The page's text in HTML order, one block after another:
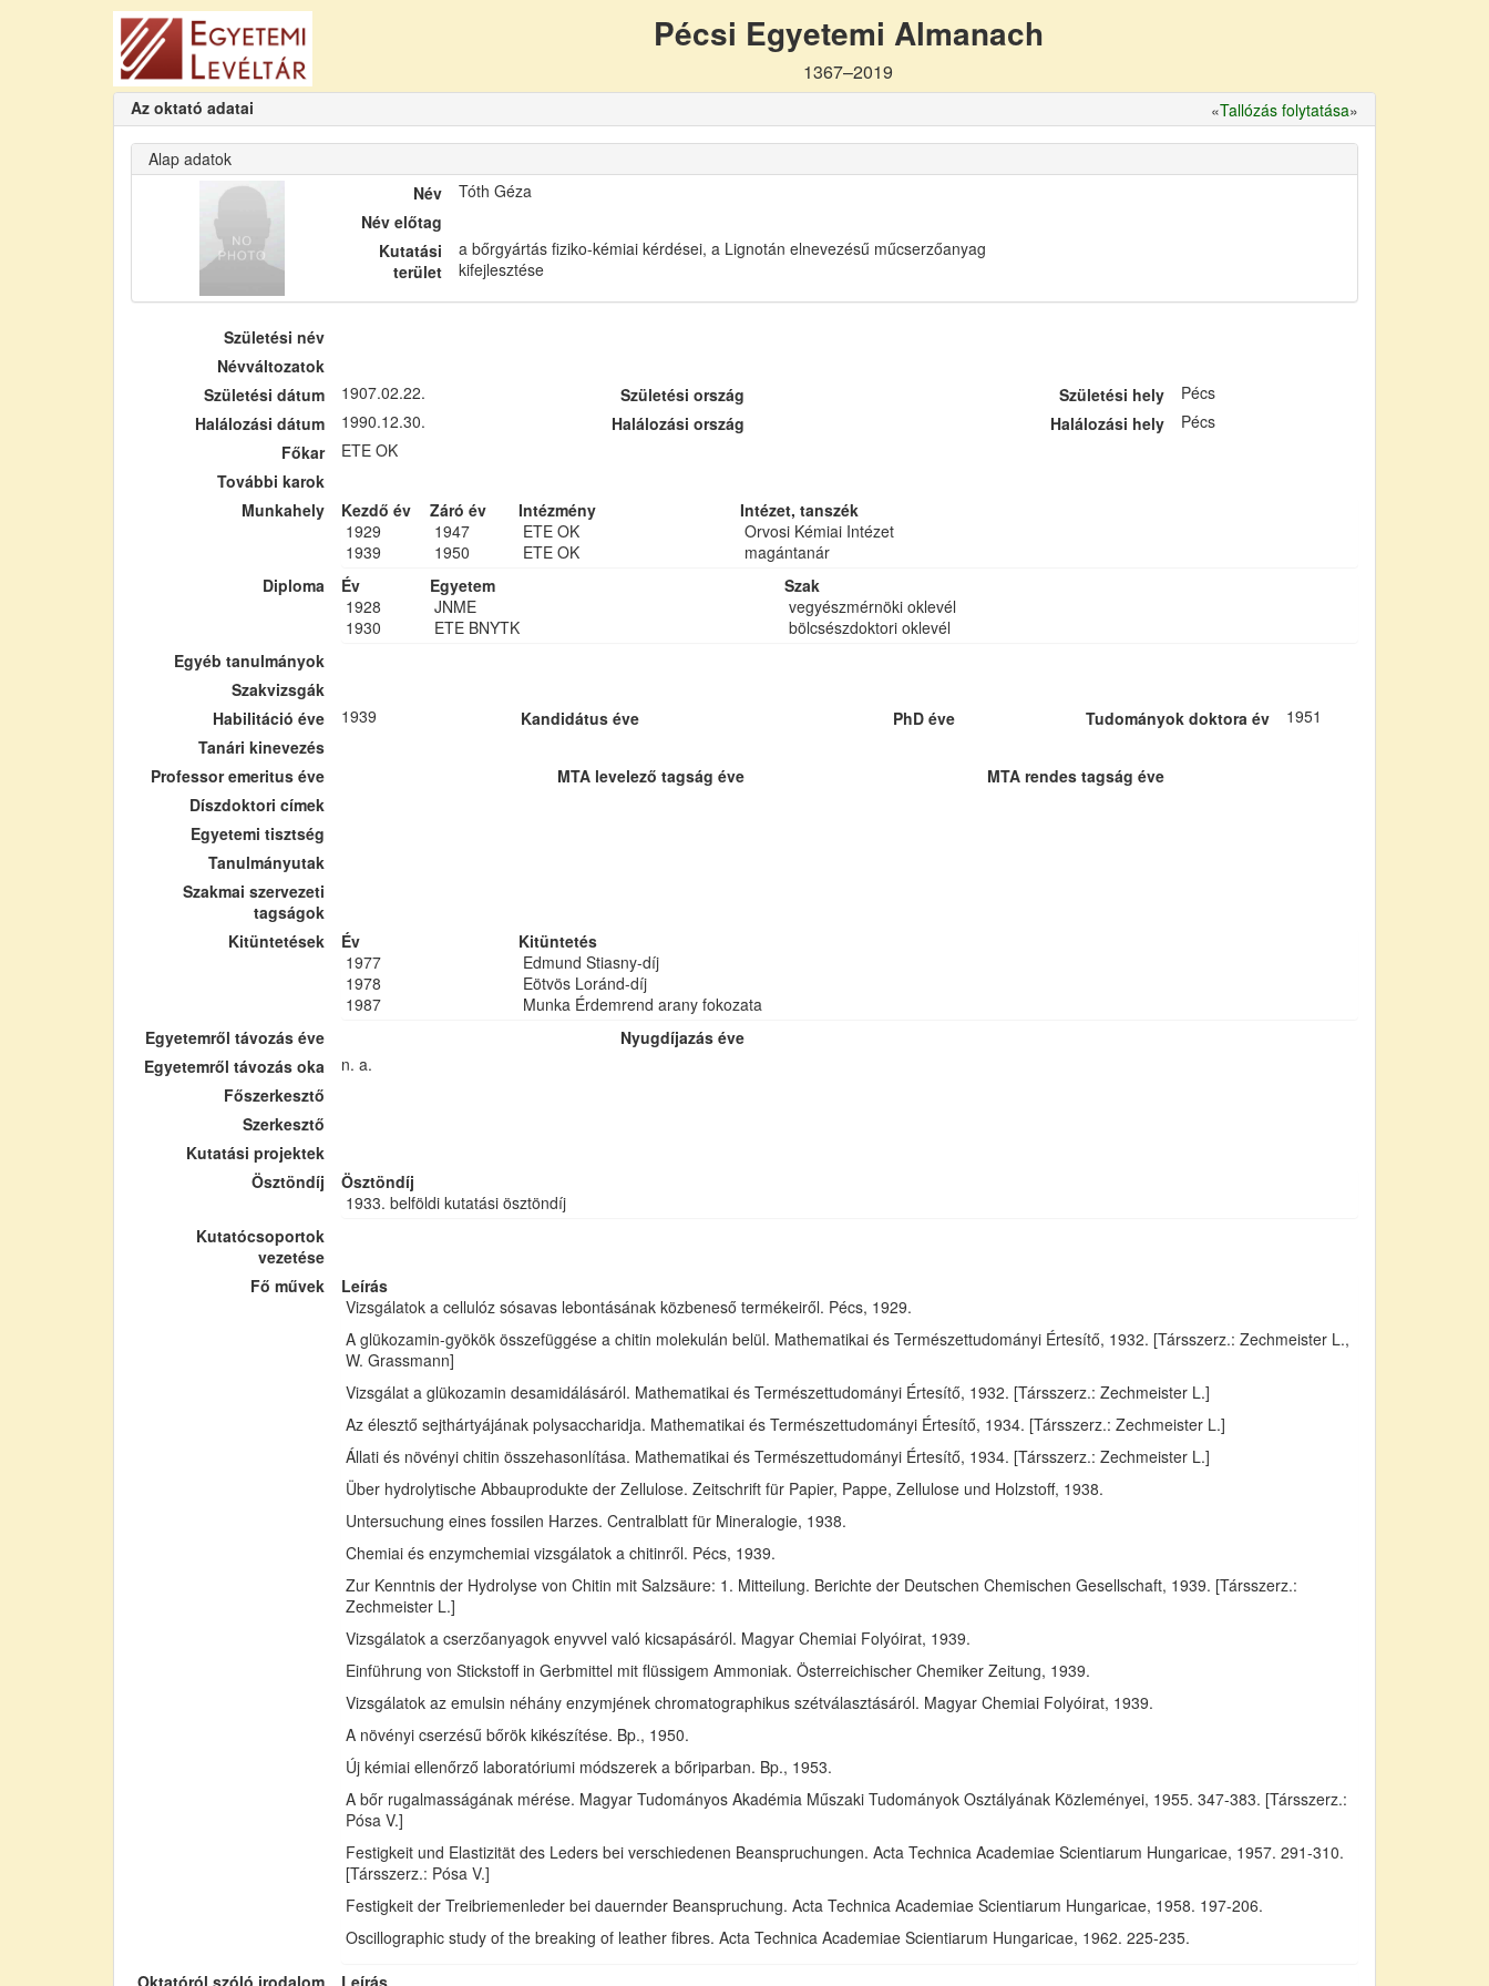
Pécsi Egyetemi Almanach
1367–2019
Az oktató adatai «Tallózás folytatása»
Alap adatok
Név
Tóth Géza
Név előtag
Kutatási
terület
a bőrgyártás fiziko-kémiai kérdései, a Lignotán elnevezésű műcserzőanyag
kifejlesztése
Születési név
Névváltozatok
Születési dátum
1907.02.22. Születési ország Születési hely
Pécs
Halálozási dátum
1990.12.30. Halálozási ország Halálozási hely
Pécs
Főkar
ETE OK
További karok
Munkahely
Kezdő év Záró év Intézmény
Intézet, tanszék
1929
1947 ETE OK
Orvosi Kémiai Intézet
1939
1950 ETE OK
magántanár
Diploma
Év Egyetem
Szak
1928
JNME
vegyészmérnöki oklevél
1930
ETE BNYTK
bölcsészdoktori oklevél
Egyéb tanulmányok
Szakvizsgák
Habilitáció éve
1939 Kandidátus éve PhD éve Tudományok doktora év
1951
Tanári kinevezés
Professor emeritus éve
MTA levelező tagság éve
MTA rendes tagság éve
Díszdoktori címek
Egyetemi tisztség
Tanulmányutak
Szakmai szervezeti
tagságok
Kitüntetések
Év
Kitüntetés
1977
Edmund Stiasny-díj
1978
Eötvös Loránd-díj
1987
Munka Érdemrend arany fokozata
Egyetemről távozás éve
Nyugdíjazás éve
Egyetemről távozás oka
n. a.
Főszerkesztő
Szerkesztő
Kutatási projektek
Ösztöndíj
Ösztöndíj
1933. belföldi kutatási ösztöndíj
Kutatócsoportok
vezetése
Fő művek
Leírás
Vizsgálatok a cellulóz sósavas lebontásának közbeneső termékeiről. Pécs, 1929.
A glükozamin-gyökök összefüggése a chitin molekulán belül. Mathematikai és Természettudományi Értesítő, 1932. [Társszerz.: Zechmeister L.,
W. Grassmann]
Vizsgálat a glükozamin desamidálásáról. Mathematikai és Természettudományi Értesítő, 1932. [Társszerz.: Zechmeister L.]
Az élesztő sejthártyájának polysaccharidja. Mathematikai és Természettudományi Értesítő, 1934. [Társszerz.: Zechmeister L.]
Állati és növényi chitin összehasonlítása. Mathematikai és Természettudományi Értesítő, 1934. [Társszerz.: Zechmeister L.]
Über hydrolytische Abbauprodukte der Zellulose. Zeitschrift für Papier, Pappe, Zellulose und Holzstoff, 1938.
Untersuchung eines fossilen Harzes. Centralblatt für Mineralogie, 1938.
Chemiai és enzymchemiai vizsgálatok a chitinről. Pécs, 1939.
Zur Kenntnis der Hydrolyse von Chitin mit Salzsäure: 1. Mitteilung. Berichte der Deutschen Chemischen Gesellschaft, 1939. [Társszerz.:
Zechmeister L.]
Vizsgálatok a cserzőanyagok enyvvel való kicsapásáról. Magyar Chemiai Folyóirat, 1939.
Einführung von Stickstoff in Gerbmittel mit flüssigem Ammoniak. Österreichischer Chemiker Zeitung, 1939.
Vizsgálatok az emulsin néhány enzymjének chromatographikus szétválasztásáról. Magyar Chemiai Folyóirat, 1939.
A növényi cserzésű bőrök kikészítése. Bp., 1950.
Új kémiai ellenőrző laboratóriumi módszerek a bőriparban. Bp., 1953.
A bőr rugalmasságának mérése. Magyar Tudományos Akadémia Műszaki Tudományok Osztályának Közleményei, 1955. 347-383. [Társszerz.:
Pósa V.]
Festigkeit und Elastizität des Leders bei verschiedenen Beanspruchungen. Acta Technica Academiae Scientiarum Hungaricae, 1957. 291-310.
[Társszerz.: Pósa V.]
Festigkeit der Treibriemenleder bei dauernder Beanspruchung. Acta Technica Academiae Scientiarum Hungaricae, 1958. 197-206.
Oscillographic study of the breaking of leather fibres. Acta Technica Academiae Scientiarum Hungaricae, 1962. 225-235.